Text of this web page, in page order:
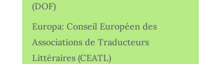
(DOF)
Europa: Conseil Européen des
Associations de Traducteurs
Littéraires (CEATL)